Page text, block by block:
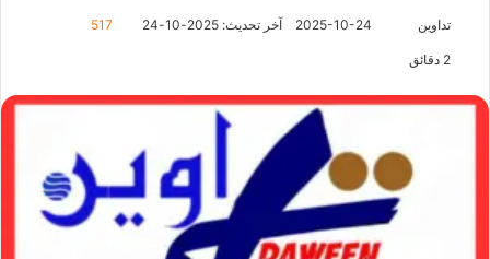
تداوين 2025-10-24 آخر تحديث: 2025-10-24 517